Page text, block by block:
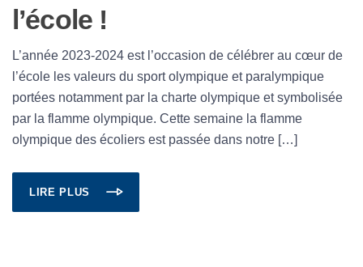
l’école !
L’année 2023-2024 est l’occasion de célébrer au cœur de
l’école les valeurs du sport olympique et paralympique
portées notamment par la charte olympique et symbolisée
par la flamme olympique. Cette semaine la flamme
olympique des écoliers est passée dans notre […]
LIRE PLUS